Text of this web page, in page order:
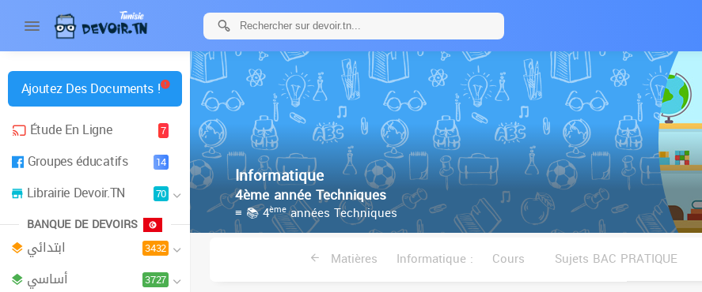
Ajoutez Des Documents !
Étude En Ligne
7
Groupes éducatifs 14
Librairie Devoir.TN 70
BANQUE DE DEVOIRS
ابتدائي 3432
أساسي 3727
Informatique
4ème année Techniques
≡ 📚 4èmeannées Techniques
Matières Informatique : Cours Sujets BAC PRATIQUE